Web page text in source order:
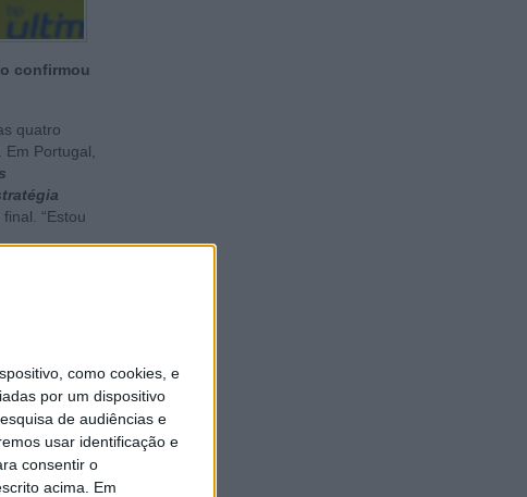
como cookies, e
por um dispositivo
de audiências e
usar identificação e
consentir o
acima. Em
confirmou
quatro
Portugal,
“Estou